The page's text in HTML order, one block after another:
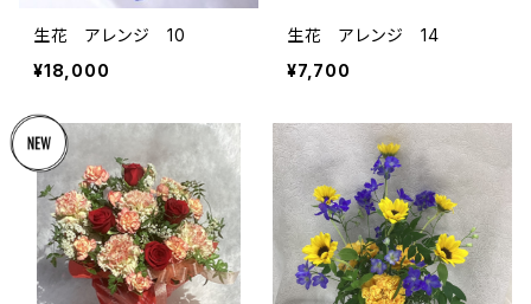
生花 アレンジ 10
¥18,000
生花 アレンジ 14
¥7,700